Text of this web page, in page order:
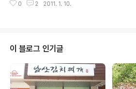
긴 하다. 생각해보면 놓쳐도 될 정보들을 너무 강박 관
0 2 2011. 1. 10.
이 블로그 인기글